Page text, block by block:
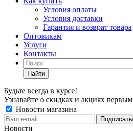
Условия оплаты
Условия доставки
Гарантия и возврат товара
Оптовикам
Услуги
Контакты
Найти
Будьте всегда в курсе!
Узнавайте о скидках и акциях первым
Новости магазина
Новости